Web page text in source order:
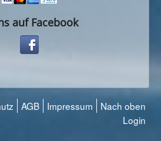
auf Facebook
Nach oben
Impressum
AGB
Login